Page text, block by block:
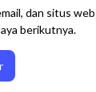
dan situs
berikutnya.